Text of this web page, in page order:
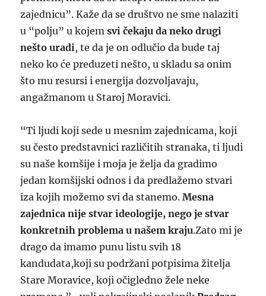
zajednicu”. Kaže da se društvo ne sme nalaziti
u “polju” u kojemsvi čekaju da neko drugi
nešto uradi , te da je on odlučio da bude taj
neko ko će preduzeti nešto, u skladu sa onim
što mu resursi i energija dozvoljavaju,
angažmanom u Staroj Moravici.
“Ti ljudi koji sede u mesnim zajednicama, koji
su često predstavnici različitih stranaka, ti ljudi
su naše komšije i moja je želja da gradimo
jedan komšijski odnos i da predlažemo stvari
iza kojih možemo svi da stanemo. Mesna
zajednica nije stvar ideologije, nego je stvar
konkretnih problema u našem kraju.Zato mi je
drago da imamo punu listu svih 18
kandudata,koji su podržani potpisima žitelja
Stare Moravice, koji očigledno žele neke